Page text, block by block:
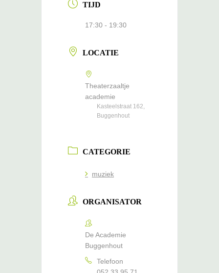
TIJD
17:30 - 19:30
LOCATIE
Theaterzaaltje
academie
Kasteelstraat 162,
Buggenhout
CATEGORIE
muziek
ORGANISATOR
De Academie
Buggenhout
Telefoon